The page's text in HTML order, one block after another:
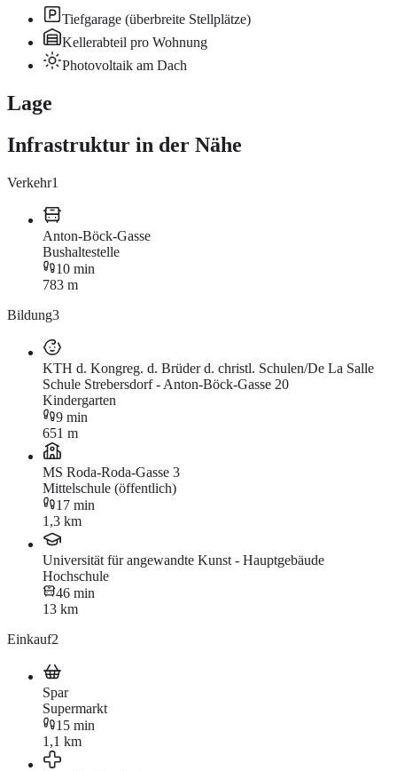
Tiefgarage (überbreite Stellplätze)
Kellerabteil pro Wohnung
Photovoltaik am Dach
Lage
Infrastruktur in der Nähe
Verkehr1
Anton-Böck-Gasse
Bushaltestelle
10 min
783 m
Bildung3
KTH d. Kongreg. d. Brüder d. christl. Schulen/De La Salle
Schule Strebersdorf - Anton-Böck-Gasse 20
Kindergarten
9 min
651 m
MS Roda-Roda-Gasse 3
Mittelschule (öffentlich)
17 min
1,3 km
Universität für angewandte Kunst - Hauptgebäude
Hochschule
46 min
13 km
Einkauf2
Spar
Supermarkt
15 min
1,1 km